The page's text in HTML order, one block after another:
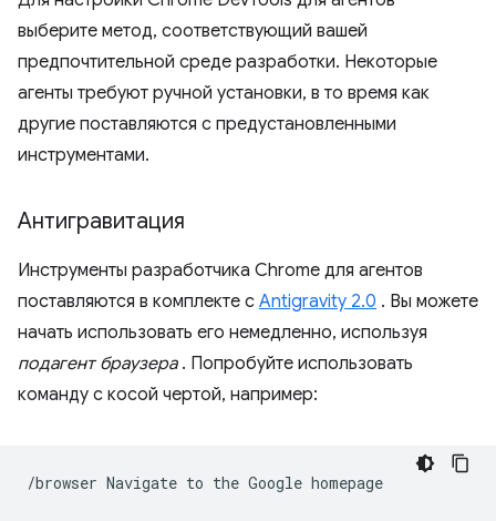
выберите метод, соответствующий вашей
предпочтительной среде разработки. Некоторые
агенты требуют ручной установки, в то время как
другие поставляются с предустановленными
инструментами.
Антигравитация
Инструменты разработчика Chrome для агентов
поставляются в комплекте с Antigravity 2.0 . Вы можете
начать использовать его немедленно, используя
подагент браузера. Попробуйте использовать
команду с косой чертой, например:
/browser Navigate to the Google